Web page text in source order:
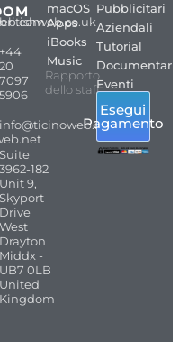
+44
20
7097
5906
info@ticinoweb.net
Suite
3962-182
Unit 9,
Skyport
Drive
West
Drayton
Middx -
UB7 0LB
United
Kingdom
macOS
Apps
iBooks
Music
Rapporto
dello staff
Pubblicitari
Aziendali
Tutorial
Documentari
Eventi
Esegui
Pagamento